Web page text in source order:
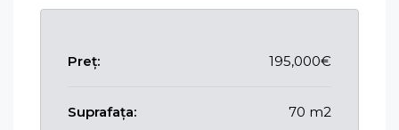
Preț: 195,000€
Suprafața: 70 m2